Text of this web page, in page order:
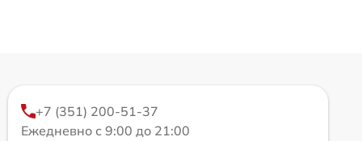
+7 (351) 200-51-37
Ежедневно с 9:00 до 21:00